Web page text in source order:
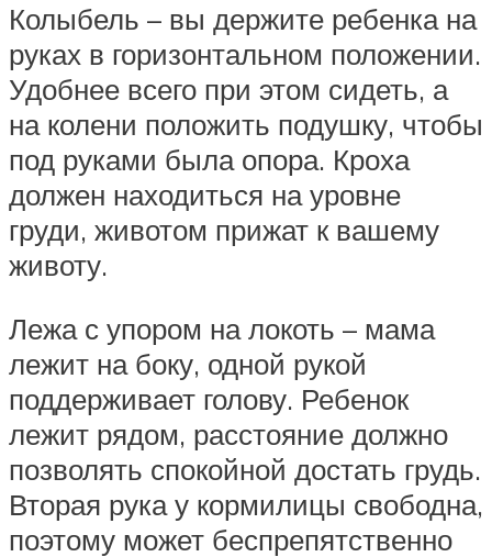
Колыбель – вы держите ребенка на
руках в горизонтальном положении.
Удобнее всего при этом сидеть, а
на колени положить подушку, чтобы
под руками была опора. Кроха
должен находиться на уровне
груди, животом прижат к вашему
животу.
Лежа с упором на локоть – мама
лежит на боку, одной рукой
поддерживает голову. Ребенок
лежит рядом, расстояние должно
позволять спокойной достать грудь.
Вторая рука у кормилицы свободна,
поэтому может беспрепятственно